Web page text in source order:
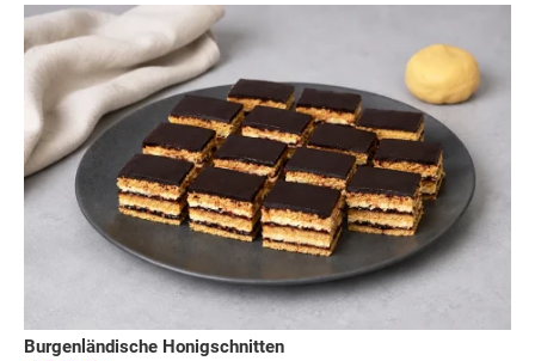
Burgenländische Honigschnitten